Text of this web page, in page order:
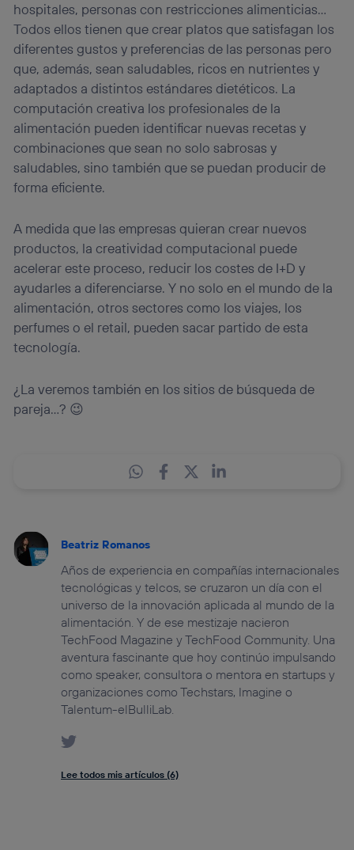
hospitales, personas con restricciones alimenticias…
Todos ellos tienen que crear platos que satisfagan los
diferentes gustos y preferencias de las personas pero
que, además, sean saludables, ricos en nutrientes y
adaptados a distintos estándares dietéticos. La
computación creativa los profesionales de la
alimentación pueden identificar nuevas recetas y
combinaciones que sean no solo sabrosas y
saludables, sino también que se puedan producir de
forma eficiente.
A medida que las empresas quieran crear nuevos
productos, la creatividad computacional puede
acelerar este proceso, reducir los costes de I+D y
ayudarles a diferenciarse. Y no solo en el mundo de la
alimentación, otros sectores como los viajes, los
perfumes o el retail, pueden sacar partido de esta
tecnología.
¿La veremos también en los sitios de búsqueda de
pareja…? 😉
Beatriz Romanos
Años de experiencia en compañías internacionales
tecnológicas y telcos, se cruzaron un día con el
universo de la innovación aplicada al mundo de la
alimentación. Y de ese mestizaje nacieron
TechFood Magazine y TechFood Community. Una
aventura fascinante que hoy continúo impulsando
como speaker, consultora o mentora en startups y
organizaciones como Techstars, Imagine o
Talentum-elBulliLab.
Lee todos mis artículos (6)